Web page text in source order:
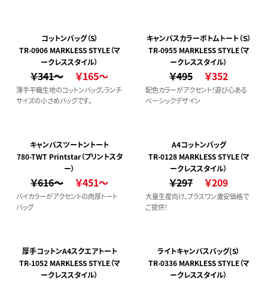
コットンバッグ（S）
TR-0906 MARKLESS STYLE（マ
ークレススタイル）
￥341～ ￥165～
薄手平織生地のコットンバッグ。ランチ
サイズの小さめバッグです。
キャンバスカラーボトムトート（Ｓ）
TR-0955 MARKLESS STYLE（マ
ークレススタイル）
￥495 ￥352
配色カラーがアクセント！遊び心ある
ベーシックデザイン
キャンバスツートントート
780-TWT Printstar（プリントスタ
ー）
￥616～ ￥451～
バイカラーがアクセントの肉厚トート
バッグ
A4コットンバッグ
TR-0128 MARKLESS STYLE（マ
ークレススタイル）
￥297 ￥209
大量生産向け、プラスワン激安価格で
ご提供！
厚手コットンA4スクエアトート
TR-1052 MARKLESS STYLE（マ
ークレススタイル）
ライトキャンバスバッグ(S）
TR-0336 MARKLESS STYLE（マ
ークレススタイル）